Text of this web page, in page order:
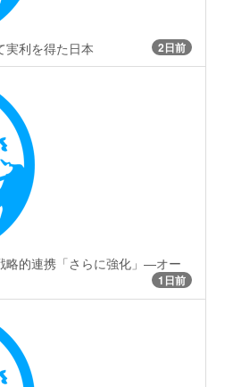
実利を得た日本 2日前
的連携「さらに強化」―オー
1日前